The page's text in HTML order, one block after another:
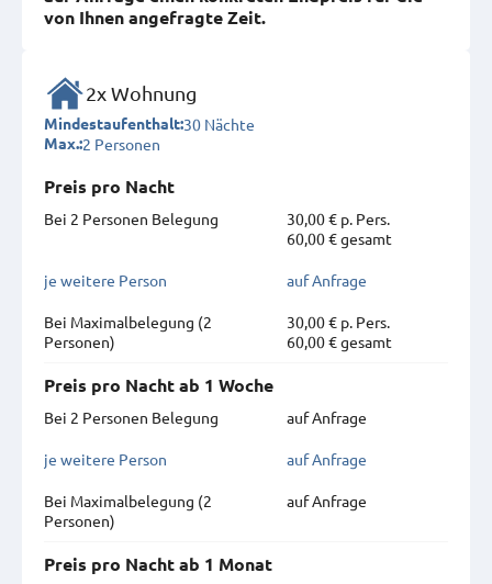
von Ihnen angefragte Zeit.
2x Wohnung
Mindestaufenthalt:30 Nächte
Max.:2 Personen
Preis pro Nacht
Bei 2 Personen Belegung
30,00 € p. Pers.
60,00 € gesamt
je weitere Person auf Anfrage
Bei Maximal­belegung (2
Personen)
30,00 € p. Pers.
60,00 € gesamt
Preis pro Nacht ab 1 Woche
Bei 2 Personen Belegung
auf Anfrage
je weitere Person auf Anfrage
Bei Maximal­belegung (2
Personen)
auf Anfrage
Preis pro Nacht ab 1 Monat